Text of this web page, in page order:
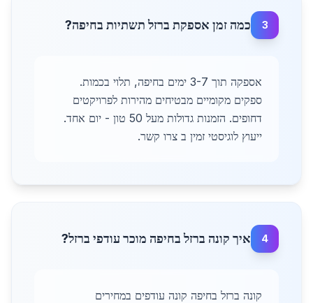
3 כמה זמן אספקת ברזל תשתיות בחיפה?
אספקה תוך 3-7 ימים בחיפה, תלוי בכמות.
ספקים מקומיים מבטיחים מהירות לפרויקטים
דחופים. הזמנות גדולות מעל 50 טון - יום אחד.
ייעוץ לוגיסטי זמין ב צרו קשר.
4 איך קונה ברזל בחיפה מוכר עודפי ברזל?
קונה ברזל בחיפה קונה עודפים במחירים